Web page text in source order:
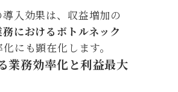
入効果は、収益増加の
におけるボトルネック
にも顕在化します。
業務効率化と利益最大